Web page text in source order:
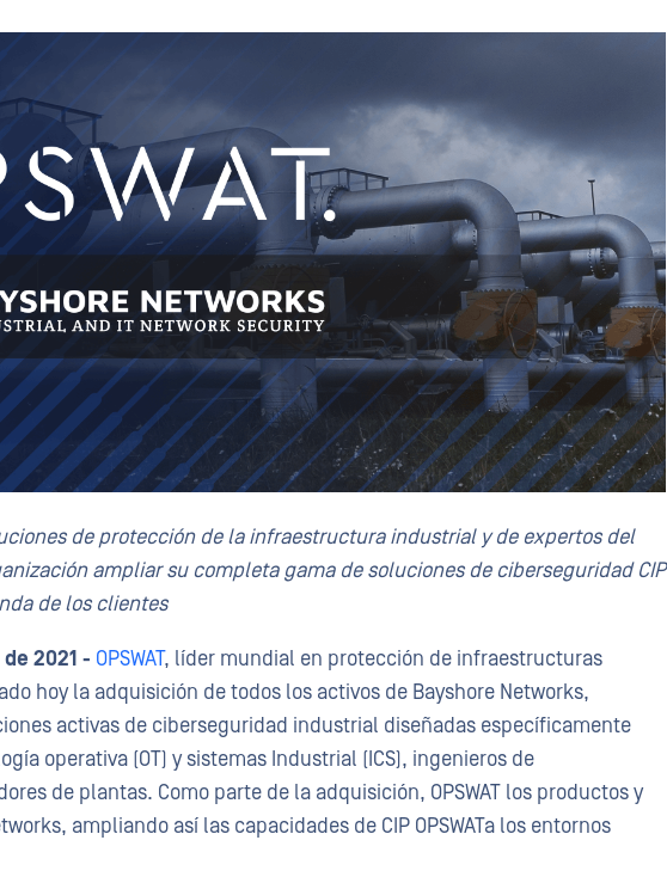
de protección de la infraestructuraindustrial y de expertos del
ampliar su completa gama de soluciones de ciberseguridad CIP
de los clientes
de 2021 - OPSWAT, líder mundial en protección de infraestructuras
hoy la adquisición de todos los activos de Bayshore Networks,
activas de ciberseguridad industrial diseñadas específicamente
operativa (OT) y sistemas Industrial (ICS), ingenieros de
de plantas. Como parte de la adquisición, OPSWAT los productos y
ampliando así las capacidades de CIP OPSWATa los entornos